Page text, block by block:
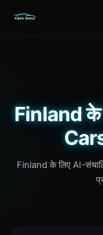
Finland के
Finland के लिए AI-